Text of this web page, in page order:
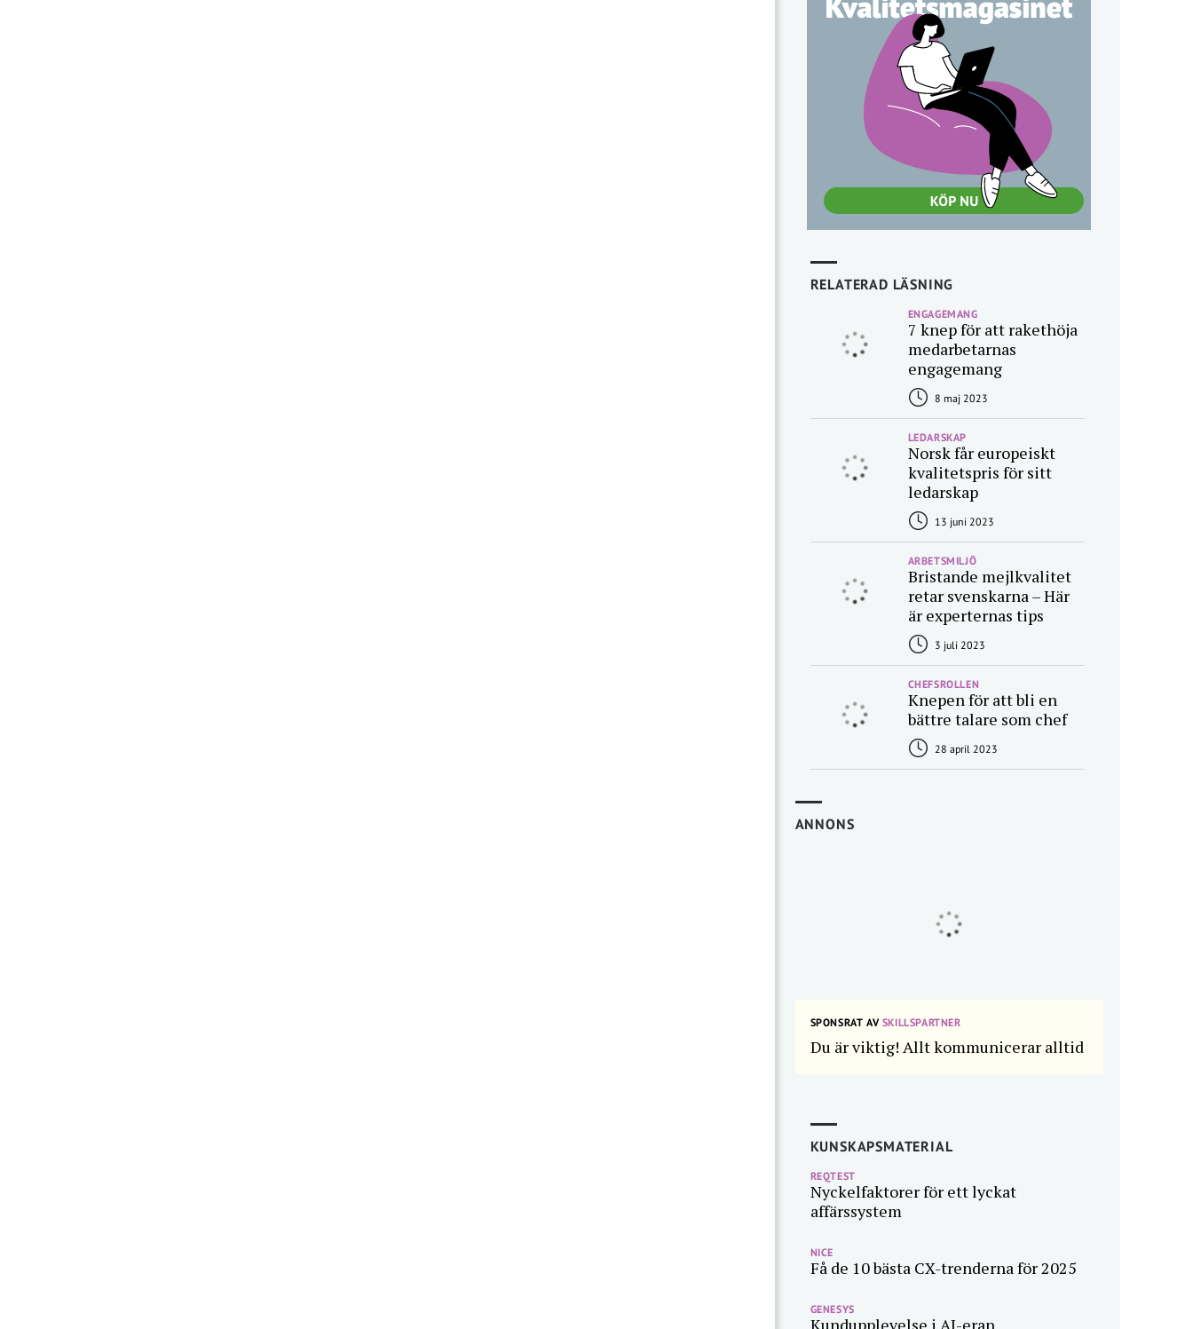
RELATERAD LÄSNING
ENGAGEMANG
7 knep för att rakethöja
medarbetarnas
engagemang
8 maj 2023
LEDARSKAP
Norsk får europeiskt
kvalitetspris för sitt
ledarskap
13 juni 2023
ARBETSMILJÖ
Bristande mejlkvalitet
retar svenskarna – Här
är experternas tips
3 juli 2023
CHEFSROLLEN
Knepen för att bli en
bättre talare som chef
28 april 2023
ANNONS
SPONSRAT AVSKILLSPARTNER
Du är viktig! Allt kommunicerar alltid
KUNSKAPSMATERIAL
REQTEST
Nyckelfaktorer för ett lyckat
affärssystem
NICE
Få de 10 bästa CX-trenderna för 2025
GENESYS
Kundupplevelse i AI-eran